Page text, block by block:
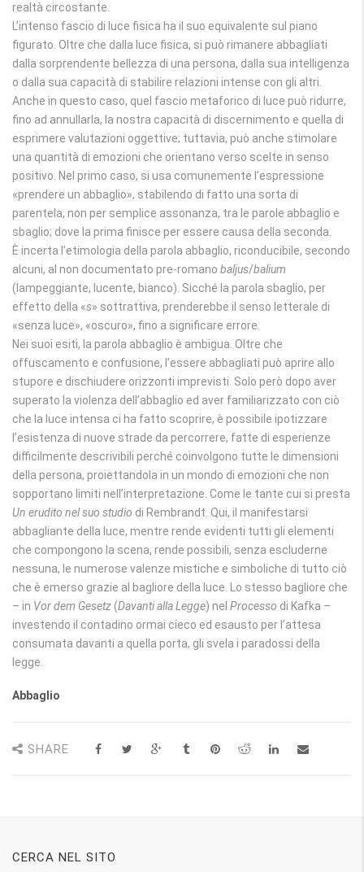
realtà circostante.
L’intenso fascio di luce fisica ha il suo equivalente sul piano
figurato. Oltre che dalla luce fisica, si può rimanere abbagliati
dalla sorprendente bellezza di una persona, dalla sua intelligenza
o dalla sua capacità di stabilire relazioni intense con gli altri.
Anche in questo caso, quel fascio metaforico di luce può ridurre,
fino ad annullarla, la nostra capacità di discernimento e quella di
esprimere valutazioni oggettive; tuttavia, può anche stimolare
una quantità di emozioni che orientano verso scelte in senso
positivo. Nel primo caso, si usa comunemente l’espressione
«prendere un abbaglio», stabilendo di fatto una sorta di
parentela, non per semplice assonanza, tra le parole abbaglio e
sbaglio; dove la prima finisce per essere causa della seconda.
È incerta l’etimologia della parola abbaglio, riconducibile, secondo
alcuni, al non documentato pre-romano baljus/balium
(lampeggiante, lucente, bianco). Sicché la parola sbaglio, per
effetto della «s» sottrattiva, prenderebbe il senso letterale di
«senza luce», «oscuro», fino a significare errore.
Nei suoi esiti, la parola abbaglio è ambigua. Oltre che
offuscamento e confusione, l’essere abbagliati può aprire allo
stupore e dischiudere orizzonti imprevisti. Solo però dopo aver
superato la violenza dell’abbaglio ed aver familiarizzato con ciò
che la luce intensa ci ha fatto scoprire, è possibile ipotizzare
l’esistenza di nuove strade da percorrere, fatte di esperienze
difficilmente descrivibili perché coinvolgono tutte le dimensioni
della persona, proiettandola in un mondo di emozioni che non
sopportano limiti nell’interpretazione. Come le tante cui si presta
Un erudito nel suo studio di Rembrandt. Qui, il manifestarsi
abbagliante della luce, mentre rende evidenti tutti gli elementi
che compongono la scena, rende possibili, senza escluderne
nessuna, le numerose valenze mistiche e simboliche di tutto ciò
che è emerso grazie al bagliore della luce. Lo stesso bagliore che
– in Vor dem Gesetz (Davanti alla Legge) nel Processo di Kafka –
investendo il contadino ormai cieco ed esausto per l’attesa
consumata davanti a quella porta, gli svela i paradossi della
legge.
Abbaglio
SHARE
CERCA NEL SITO